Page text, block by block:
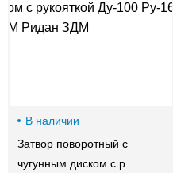
В наличии
Затвор поворотный с
чугунным диском с р…
00